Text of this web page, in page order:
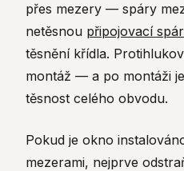
přes mezery — spáry
netěsnou připojovací
těsnění křídla.
montáž — a po montáži
těsnost celého obvodu.
Pokud je okno
mezerami, nejprve